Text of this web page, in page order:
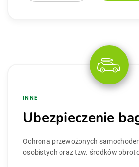
INNE
Ubezpieczenie
Ochrona przewożonych
osobistych oraz tzw. środków